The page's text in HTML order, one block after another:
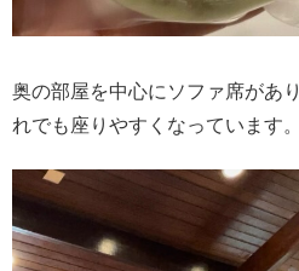
奥の部屋を中心にソファ席があ
れでも座りやすくなっています。